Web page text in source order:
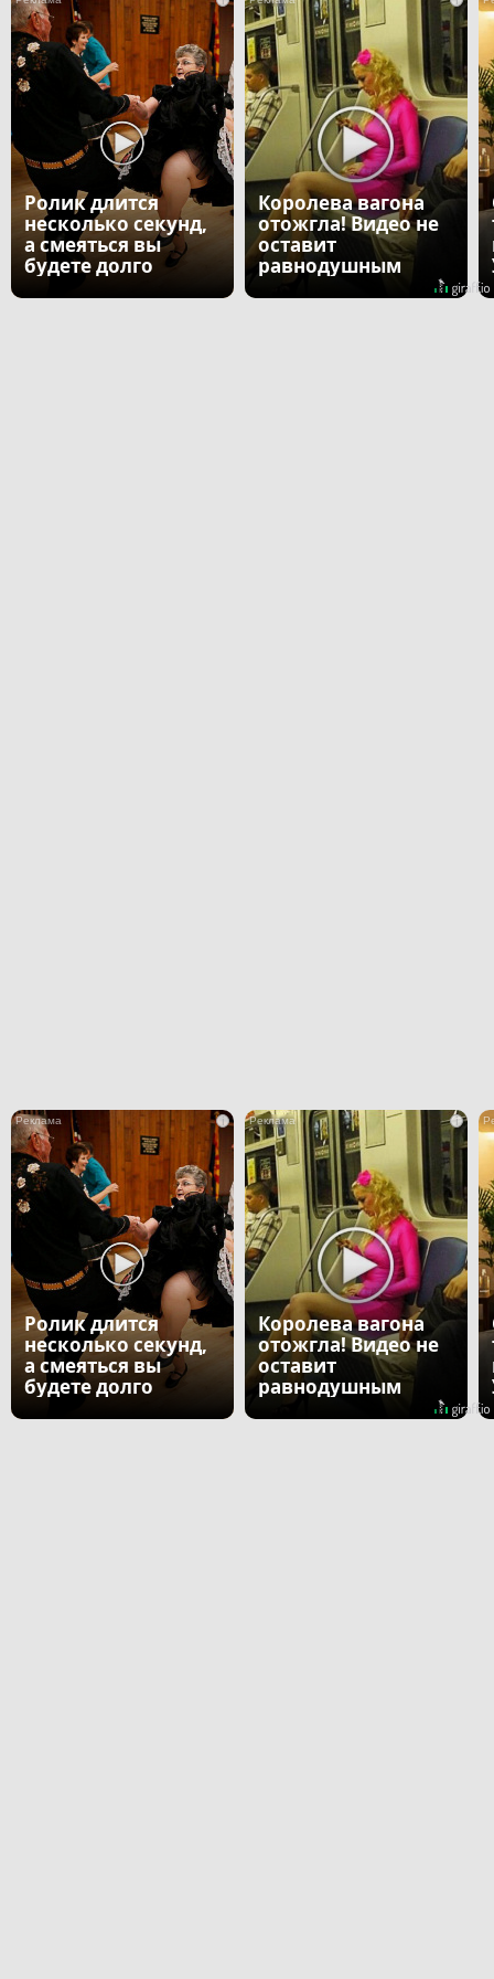
Ролик длится
несколько секунд,
а смеяться вы
будете долго
Королева вагона
отожгла! Видео не
оставит
равнодушным
i
Ролик длится
несколько секунд,
а смеяться вы
будете долго
i
Королева вагона
отожгла! Видео не
оставит
равнодушным